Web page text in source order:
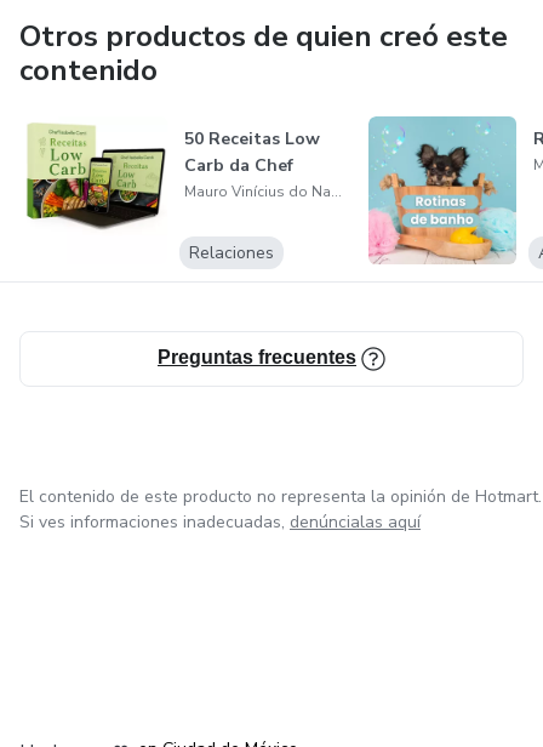
Otros productos de quien creó este
contenido
50 Receitas Low
Carb da Chef
Mauro Vinícius do Nascimento Pinheiro Oliveira
Relaciones
Preguntas frecuentes
El contenido de este producto no representa la opinión de Hotmart.
Si ves informaciones inadecuadas, denúncialas aquí